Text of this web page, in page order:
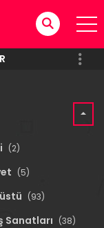
(2)
(5)
(93)
Sanatları (38)